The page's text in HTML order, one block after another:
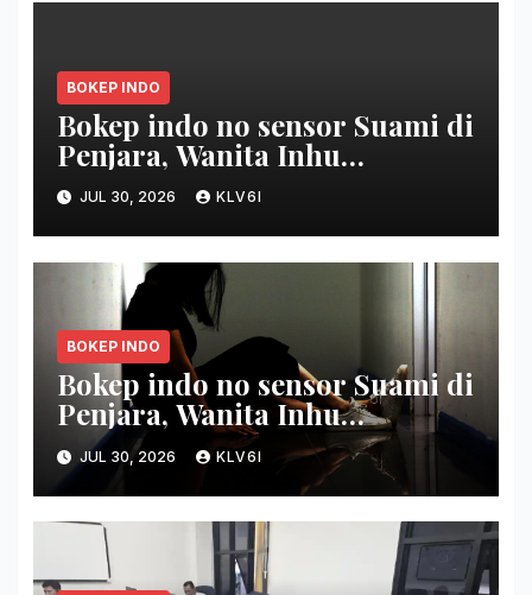
BOKEP INDO
Bokep indo no sensor Suami di
Penjara, Wanita Inhu
Disetubuhi Dukun berdua
Modus Nikah Batin
JUL 30, 2026 KLV6I
BOKEP INDO
Bokep indo no sensor Suami di
Penjara, Wanita Inhu
Disetubuhi Dukun
berbarengan Modus Nikah
Batin
JUL 30, 2026 KLV6I